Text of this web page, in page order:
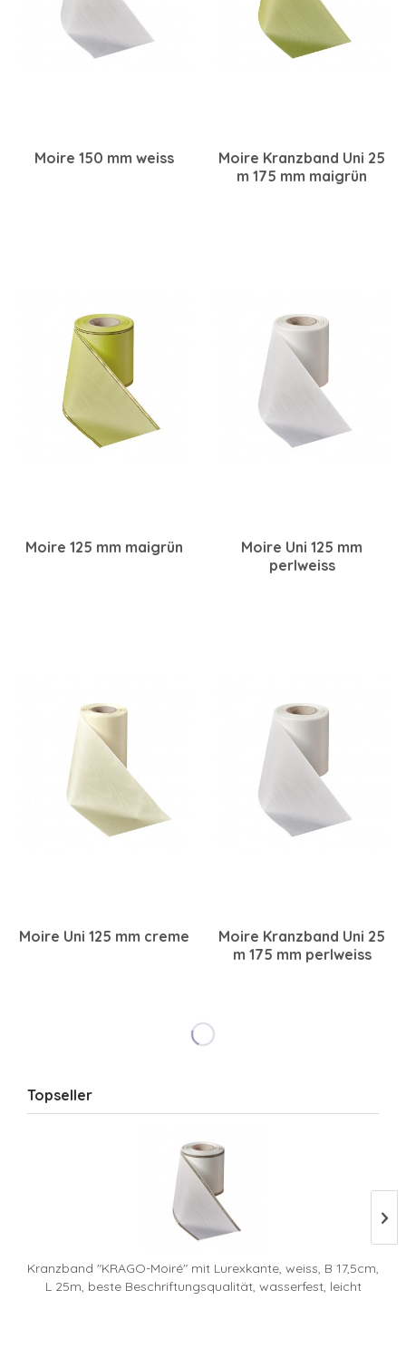
Moire 150 mm weiss
Moire Kranzband Uni 25
m 175 mm maigrün
Moire 125 mm maigrün
Moire Uni 125 mm
perlweiss
Moire Uni 125 mm creme
Moire Kranzband Uni 25
m 175 mm perlweiss
Topseller
Kranzband "KRAGO-Moiré" mit Lurexkante, weiss, B 17,5cm,
L 25m, beste Beschriftungsqualität, wasserfest, leicht